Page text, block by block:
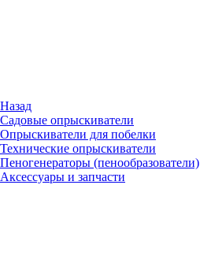
Назад
Садовые опрыскиватели
Опрыскиватели для побелки
Технические опрыскиватели
Пеногенераторы (пенообразователи)
Аксессуары и запчасти